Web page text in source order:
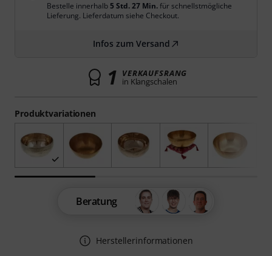
Produktvariationen
Bestelle innerhalb5 Std. 27 Min.für schnellstmögliche
Lieferung. Lieferdatum siehe Checkout.
Infos zum Versand
1 VERKAUFSRANG
in Klangschalen
Beratung
Herstellerinformationen